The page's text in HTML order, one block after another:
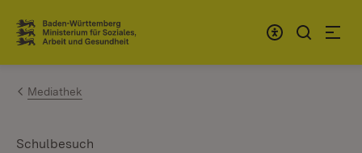
Zum Inhalt springen
Link zur Startseite
Mediathek
Schulbesuch